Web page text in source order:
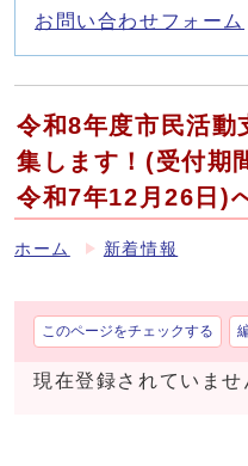
お問い合わせフォーム
令和8年度市民活動
集します！(受付期
令和7年12月26日)
ホーム 新着情報
このページをチェックする
現在登録されていませ